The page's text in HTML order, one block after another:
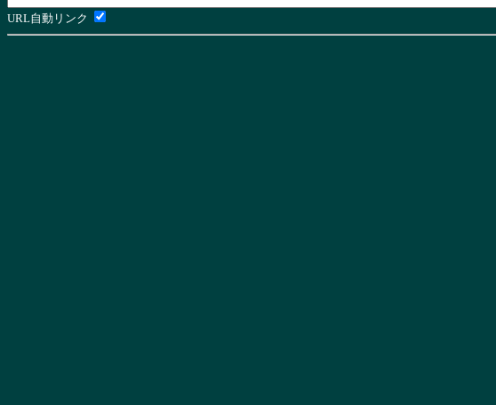
URL自動リンク